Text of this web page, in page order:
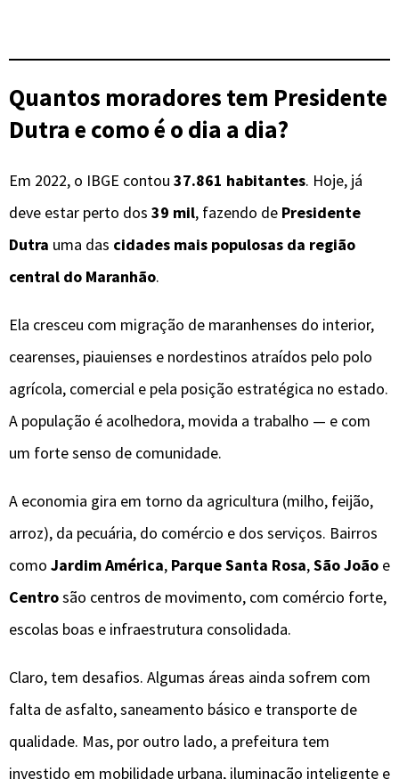
Quantos moradores tem Presidente
Dutra e como é o dia a dia?
Em 2022, o IBGE contou 37.861 habitantes. Hoje, já
deve estar perto dos 39 mil, fazendo de Presidente
Dutra uma das cidades mais populosas da região
central do Maranhão.
Ela cresceu com migração de maranhenses do interior,
cearenses, piauienses e nordestinos atraídos pelo polo
agrícola, comercial e pela posição estratégica no estado.
A população é acolhedora, movida a trabalho — e com
um forte senso de comunidade.
A economia gira em torno da agricultura (milho, feijão,
arroz), da pecuária, do comércio e dos serviços. Bairros
como Jardim América, Parque Santa Rosa,São João e
Centrosão centros de movimento, com comércio forte,
escolas boas e infraestrutura consolidada.
Claro, tem desafios. Algumas áreas ainda sofrem com
falta de asfalto, saneamento básico e transporte de
qualidade. Mas, por outro lado, a prefeitura tem
investido em mobilidade urbana, iluminação inteligente e